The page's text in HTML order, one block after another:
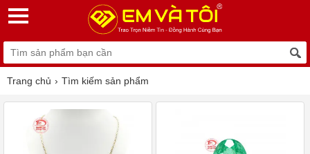
Trang chủ Tìm kiếm sản phẩm